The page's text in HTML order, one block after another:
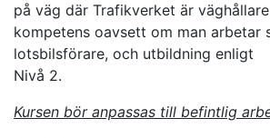
på väg där Trafikverket är
kompetens oavsett om man arbetar
lotsbilsförare, och utbildning enligt
Nivå 2.
Kursen bör anpassas till befintlig